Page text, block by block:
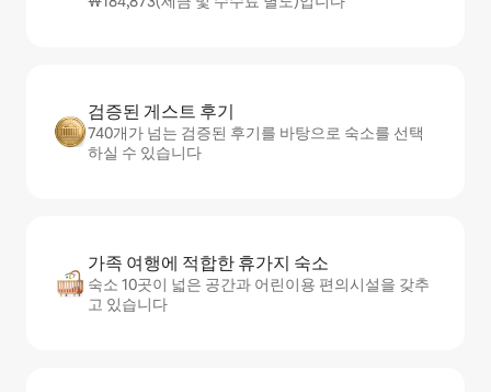
검증된 게스트 후기
740개가 넘는 검증된 후기를 바탕으로 숙소를 선택
하실 수 있습니다
가족 여행에 적합한 휴가지 숙소
숙소 10곳이 넓은 공간과 어린이용 편의시설을 갖추
고 있습니다